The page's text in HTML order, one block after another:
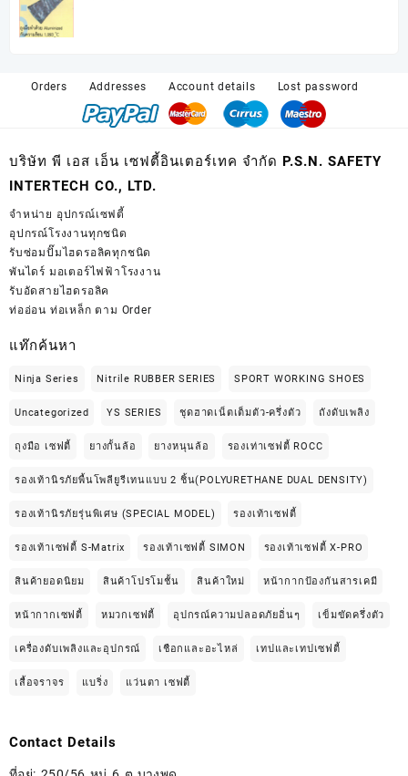
Orders Addresses Account details Lost password
บริษัท พี เอส เอ็น เซฟตี้อินเตอร์เทค จำกัด P.S.N. SAFETY
INTERTECH CO., LTD.
จำหน่าย อุปกรณ์เซฟตี้
อุปกรณ์โรงงานทุกชนิด
รับซ่อมปั๊มไฮดรอลิคทุกชนิด
พันไดร์ มอเตอร์ไฟฟ้าโรงงาน
รับอัดสายไฮดรอลิค
ท่ออ่อน ท่อเหล็ก ตาม Order
แท๊กค้นหา
Ninja Series Nitrile RUBBER SERIES SPORT WORKING SHOES
Uncategorized YS SERIES ชุดฮาดเน็ตเต็มตัว-ครึ่งตัว ถังดับเพลิง
ถุงมือ เซฟตี้ ยางกั้นล้อ ยางหนุนล้อ รองเท่าเซฟตี้ ROCC
รองเท้านิรภัยพื้นโพลียูรีเทนแบบ 2 ชิ้น(POLYURETHANE DUAL DENSITY)
รองเท้านิรภัยรุ่นพิเศษ (SPECIAL MODEL) รองเท้าเซฟตี้
รองเท้าเซฟตี้ S-Matrix รองเท้าเซฟตี้ SIMON รองเท้าเซฟตี้ X-PRO
สินค้ายอดนิยม สินค้าโปรโมชั้น สินค้าใหม่ หน้ากากป้องกันสารเคมี
หน้ากากเซฟตี้ หมวกเซฟตี้ อุปกรณ์ความปลอดภัยอิ่นๆ เข็มขัดครึ่งตัว
เครื่องดับเพลิงและอุปกรณ์ เชือกและอะไหล่ เทปและเทปเซฟตี้
เสื้อจราจร แบริ่ง แว่นตา เซฟตี้
Contact Details